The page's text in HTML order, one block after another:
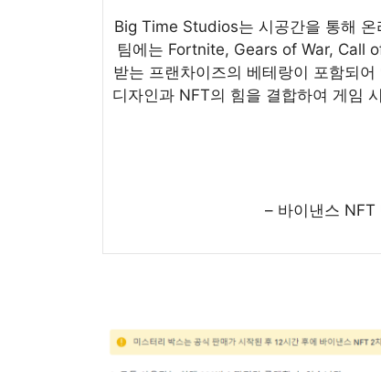
Big Time Studios는 시공간을 통해
팀에는 Fortnite, Gears of War, Call
받는 프랜차이즈의 베테랑이 포함되
디자인과 NFT의 힘을 결합하여 게임
– 바이낸스 NFT